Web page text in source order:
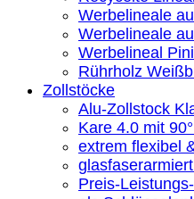
Werbelineale
Werbelineale
Werbelineal
Rührholz
Zollstöcke
Alu-Zollstock
Kare 4.0 mit
extrem flexibel
Preis-